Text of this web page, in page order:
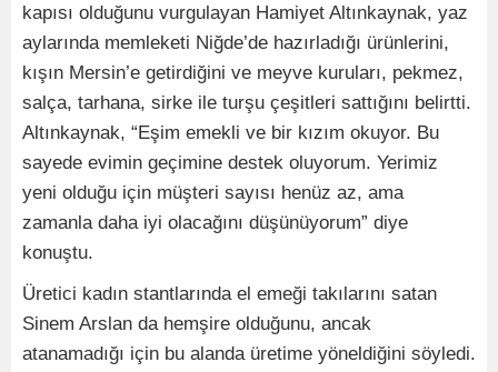
kapısı olduğunu vurgulayan Hamiyet Altınkaynak, yaz
aylarında memleketi Niğde’de hazırladığı ürünlerini,
kışın Mersin’e getirdiğini ve meyve kuruları, pekmez,
salça, tarhana, sirke ile turşu çeşitleri sattığını belirtti.
Altınkaynak, “Eşim emekli ve bir kızım okuyor. Bu
sayede evimin geçimine destek oluyorum. Yerimiz
yeni olduğu için müşteri sayısı henüz az, ama
zamanla daha iyi olacağını düşünüyorum” diye
konuştu.
Üretici kadın stantlarında el emeği takılarını satan
Sinem Arslan da hemşire olduğunu, ancak
atanamadığı için bu alanda üretime yöneldiğini söyledi.